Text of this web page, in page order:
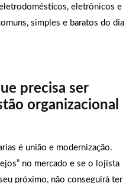
eletrônicos e
simples e baratos do dia
precisa ser
organizacional
é união e modernização.
no mercado e se o lojista
próximo, não conseguirá ter